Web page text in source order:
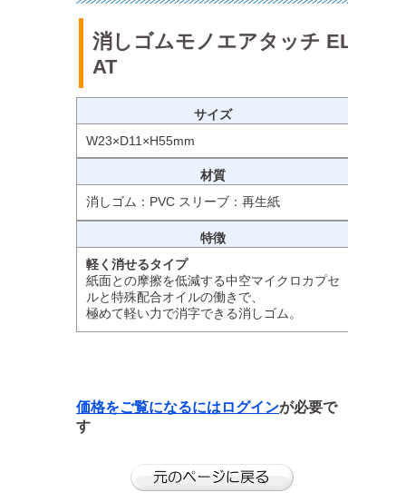
消しゴムモノエアタッチ EL-
AT
サイズ
W23×D11×H55mm
材質
消しゴム：PVC スリーブ：再生紙
特徴
軽く消せるタイプ
紙面との摩擦を低減する中空マイクロカプセ
ルと特殊配合オイルの働きで、
極めて軽い力で消字できる消しゴム。
価格をご覧になるには ログインが必要で
す